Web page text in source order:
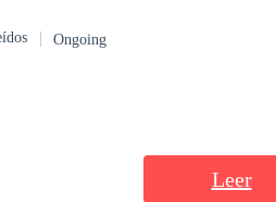
Ongoing
Leer